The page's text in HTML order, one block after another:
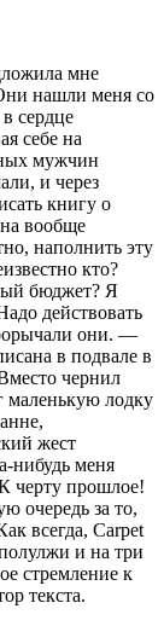
мне
нашли меня со
сердце
себе на
мужчин
и через
книгу о
вообще
наполнить эту
кто?
бюджет? Я
действовать
они. —
в подвале в
чернил
маленькую лодку
жест
нибудь меня
черту прошлое!
очередь за то,
всегда, Carpet
и на три
стремление к
текста.